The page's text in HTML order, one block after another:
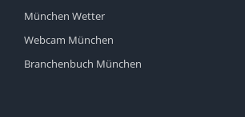
München Wetter
Webcam München
Branchenbuch München